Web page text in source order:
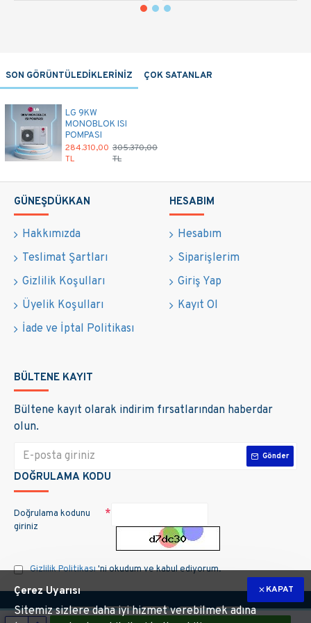
SON GÖRÜNTÜLEDİKLERİNİZ ÇOK SATANLAR
LG 9KW
MONOBLOK ISI
POMPASI
284.310,00
TL
305.370,00
TL
GÜNEŞDÜKKAN
Hakkımızda
Teslimat Şartları
Gizlilik Koşulları
Üyelik Koşulları
İade ve İptal Politikası
HESABIM
Hesabım
Siparişlerim
Giriş Yap
Kayıt Ol
BÜLTENE KAYIT
Bültene kayıt olarak indirim fırsatlarından haberdar
olun.
Gönder
DOĞRULAMA KODU
Doğrulama kodunu
giriniz
Gizlilik Politikası'ni okudum ve kabul ediyorum.
KAPAT
Çerez Uyarısı
Sitemiz sizlere daha iyi hizmet verebilmek adına